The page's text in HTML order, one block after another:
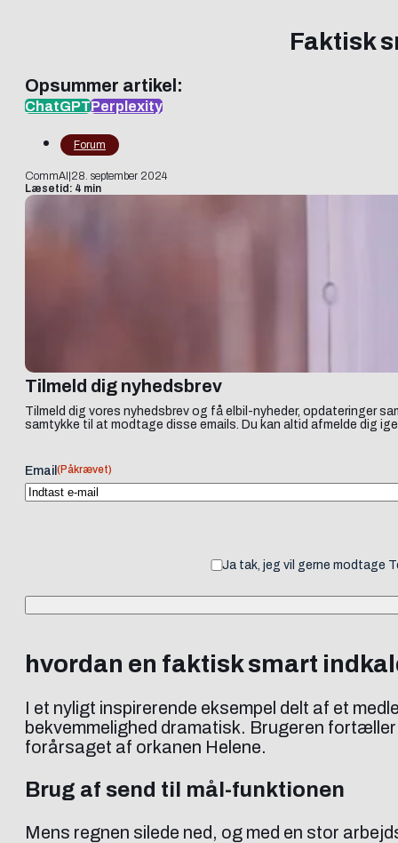
Faktisk
Opsummer artikel:
ChatGPTPerplexity
Forum
CommAI 28. september 2024
Læsetid: 4 min
Tilmeld dig nyhedsbrev
Tilmeld dig vores nyhedsbrev og få elbil-nyheder, opdateringer
samtykke til at modtage disse emails. Du kan altid afmelde dig
Email (Påkrævet)
Ja tak, jeg vil gerne modtage
hvordan en faktisk smart
I et nyligt inspirerende eksempel delt af et
bekvemmelighed dramatisk. Brugeren
forårsaget af orkanen Helene.
Brug af send til mål-funktionen
Mens regnen silede ned, og med en stor